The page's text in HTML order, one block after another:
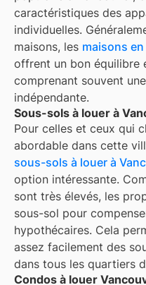
caractéristiques des
individuelles.
maisons, les maisons
offrent un bon équilibre
comprenant souvent
indépendante.
Sous-sols à louer à
Pour celles et ceux qui
abordable dans cette
sous-sols à louer à
option intéressante.
sont très élevés, les
sous-sol pour
hypothécaires. Cela
assez facilement des
dans tous les quartiers
Condos à louer